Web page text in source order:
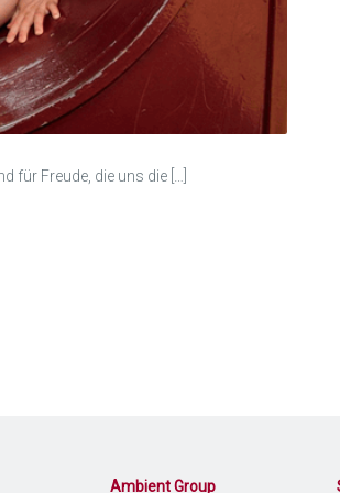
für Freude, die uns die […]
Ambient Group